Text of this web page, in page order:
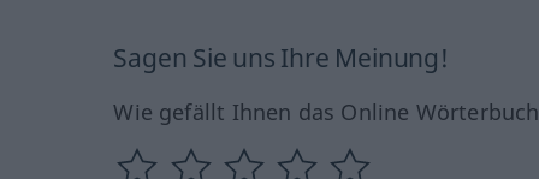
Sagen Sie uns Ihre Meinung!
Wie gefällt Ihnen das Online